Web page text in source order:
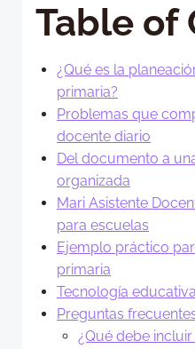
Table of
¿Qué es la
primaria?
Problemas que
docente diario
Del documento a
organizada
Mari Asistente
para escuelas
Ejemplo práctico
primaria
Tecnología
Preguntas
¿Qué debe